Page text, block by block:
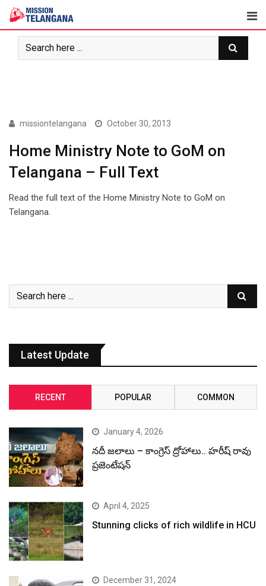
Skip
content
COVER STORY
missiontelangana October 30, 2013
Home Ministry Note to GoM on
Telangana – Full Text
Read the full text of the Home Ministry Note to GoM on
Telangana.
Latest Update
RECENT POPULAR COMMON
January 4, 2026
నదీ జలాలు – కాంగ్రెస్ ద్రోహాలు.. హరీష్ రావు
ప్రజెంటేషన్
April 4, 2025
Stunning clicks of rich wildlife in HCU
December 31, 2024